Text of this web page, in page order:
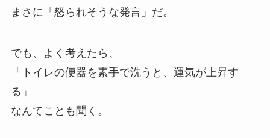
まさに「怒られそうな発言」だ。
でも、よく考えたら、
「トイレの便器を素手で洗うと、運気が上昇す
る」
なんてことも聞く。